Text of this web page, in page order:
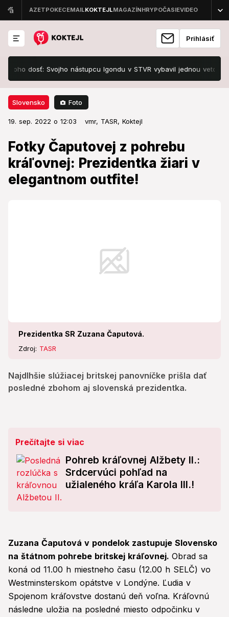
Prihlásiť
dosť: Svojho nástupcu Igondu v STVR vybavil jednou vetou
Slovensko Foto
19. sep. 2022 o 12:03 vmr, TASR, Koktejl
Fotky Čaputovej z pohrebu
kráľovnej: Prezidentka žiari v
elegantnom outfite!
Prezidentka SR Zuzana Čaputová.
Zdroj: TASR
Najdlhšie slúžiacej britskej panovníčke prišla dať
posledné zbohom aj slovenská prezidentka.
Slovensko 19. sep. 2022 o 12:03
Fotky Čaputovej z pohrebu
kráľovnej: Prezidentka žiari v
elegantnom outfite!
Najdlhšie slúžiacej britskej panovníčke prišla dať
posledné zbohom aj slovenská prezidentka.
Prečítajte si viac
Pohreb kráľovnej Alžbety II.:
Srdcervúci pohľad na
užialeného kráľa Karola III.!
Zuzana Čaputová v pondelok zastupuje Slovensko
na štátnom pohrebe britskej kráľovnej. Obrad sa
koná od 11.00 h miestneho času (12.00 h SELČ) vo
Westminsterskom opátstve v Londýne. Ľudia v
Spojenom kráľovstve dostanú deň voľna. Kráľovnú
následne uložia na posledné miesto odpočinku v